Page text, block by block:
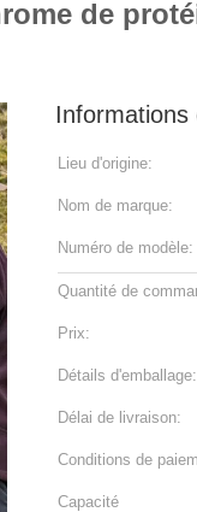
de
Informations
Lieu d'origine:
Nom de marque:
Numéro de modèle:
Quantité de
Prix:
Détails d'emballage:
Délai de livraison:
Conditions de
Capacité